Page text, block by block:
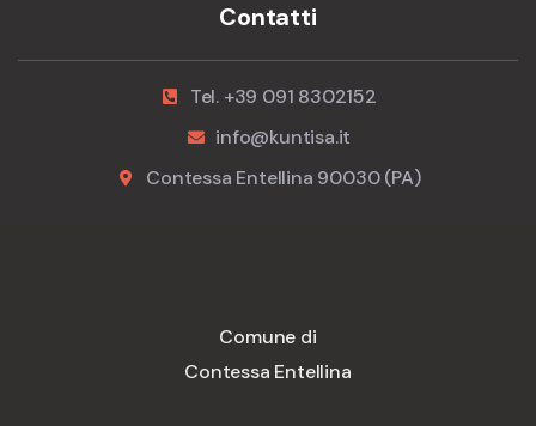
Contatti
Tel. +39 091 8302152
info@kuntisa.it
Contessa Entellina 90030 (PA)
Comune di
Contessa Entellina